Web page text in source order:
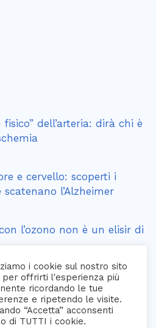
dell’arteria: dirà chi è
e cervello: scoperti i
l’Alzheimer
l’ozono non è un elisir di
i cookie sul nostro sito
per offrirti l'esperienza più
ricordando le tue
e ripetendo le visite.
“Accetta” acconsenti
di TUTTI i cookie.